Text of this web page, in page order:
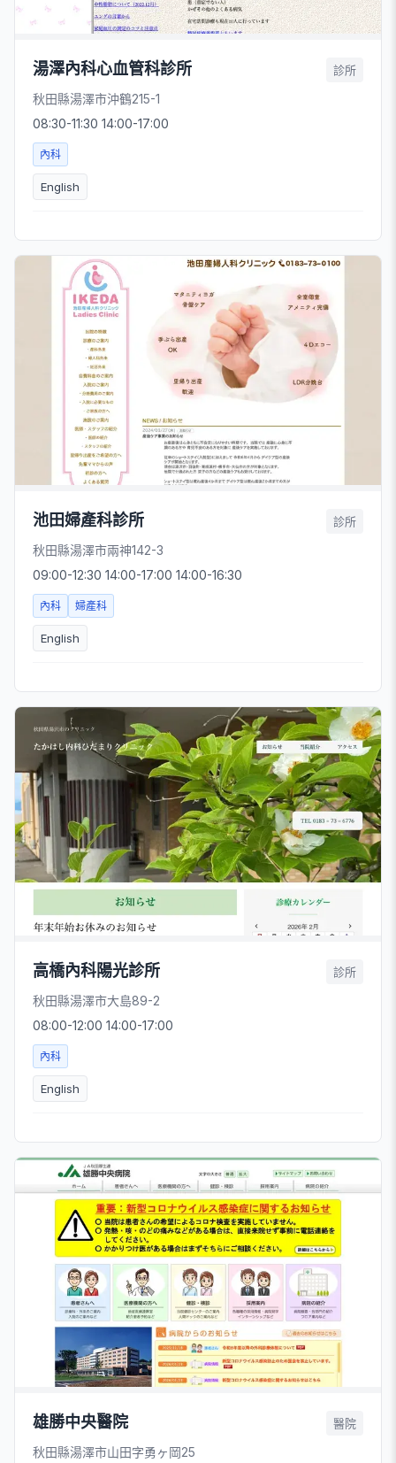
湯澤內科心血管科診所 診所
秋田縣湯澤市沖鶴215-1
08:30-11:30 14:00-17:00
內科
English
池田婦產科診所 診所
秋田縣湯澤市兩神142-3
09:00-12:30 14:00-17:00 14:00-16:30
內科 婦產科
English
高橋內科陽光診所 診所
秋田縣湯澤市大島89-2
08:00-12:00 14:00-17:00
內科
English
雄勝中央醫院 醫院
秋田縣湯澤市山田字勇ヶ岡25